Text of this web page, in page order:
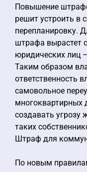
Повышение
решит устроить в
перепланировку.
штрафа вырастет
юридических лиц
Таким образом
ответственность
самовольное
многоквартирных
создавать угрозу
таких
Штраф для
По новым